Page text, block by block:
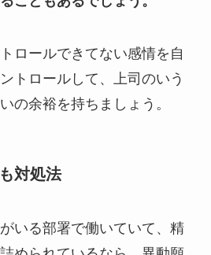
ロールできてない感情を自
トロールして、上司のいう
の余裕を持ちましょう。
対処法
いる部署で働いていて、精